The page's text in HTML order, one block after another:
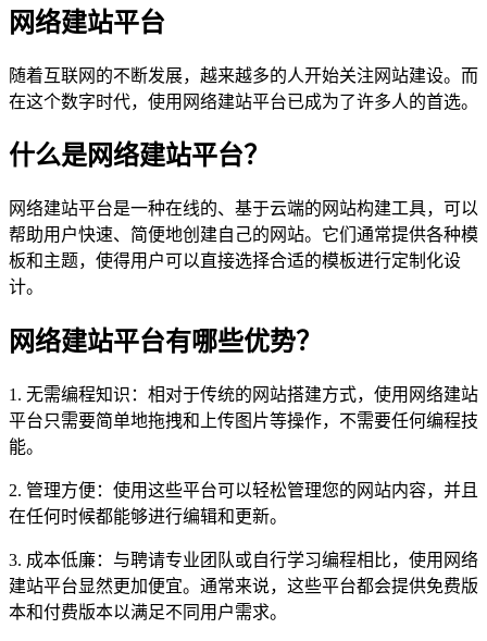
网络建站平台
随着互联网的不断发展，越来越多的人开始关注网站建设。而
在这个数字时代，使用网络建站平台已成为了许多人的首选。
什么是网络建站平台？
网络建站平台是一种在线的、基于云端的网站构建工具，可以
帮助用户快速、简便地创建自己的网站。它们通常提供各种模
板和主题，使得用户可以直接选择合适的模板进行定制化设
计。
网络建站平台有哪些优势？
1. 无需编程知识：相对于传统的网站搭建方式，使用网络建站
平台只需要简单地拖拽和上传图片等操作，不需要任何编程技
能。
2. 管理方便：使用这些平台可以轻松管理您的网站内容，并且
在任何时候都能够进行编辑和更新。
3. 成本低廉：与聘请专业团队或自行学习编程相比，使用网络
建站平台显然更加便宜。通常来说，这些平台都会提供免费版
本和付费版本以满足不同用户需求。